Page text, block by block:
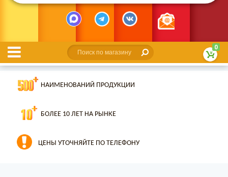
0
НАИМЕНОВАНИЙ ПРОДУКЦИИ
БОЛЕЕ 10 ЛЕТ НА РЫНКЕ
ЦЕНЫ УТОЧНЯЙТЕ ПО ТЕЛЕФОНУ